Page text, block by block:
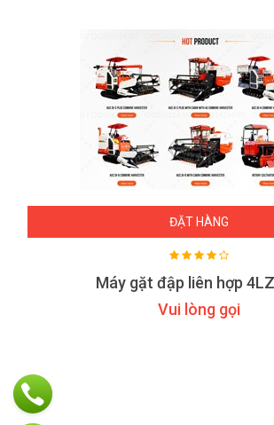
ĐẶT HÀNG
Máy gặt đập liên hợp
Vui lòng gọi